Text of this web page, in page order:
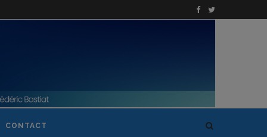
CONTACT